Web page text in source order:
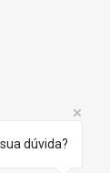
dúvida?